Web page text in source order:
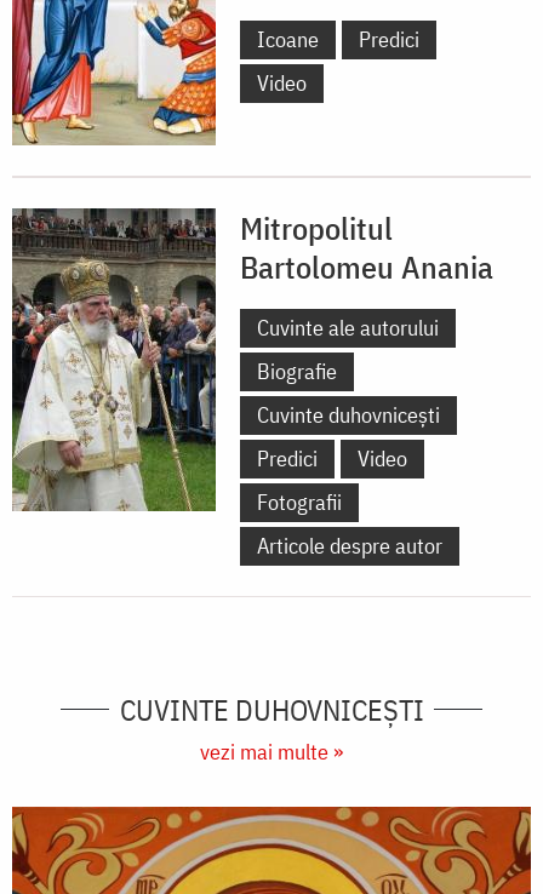
Icoane
Predici
Video
Mitropolitul
Bartolomeu Anania
Cuvinte ale autorului
Biografie
Cuvinte duhovnicești
Predici
Video
Fotografii
Articole despre autor
CUVINTE DUHOVNICEȘTI
vezi mai multe »